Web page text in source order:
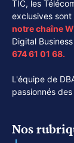
TIC, les
exclusives
notre chaîne
Digital
674 61 01 68.
L'équipe de
passionnés
Nos